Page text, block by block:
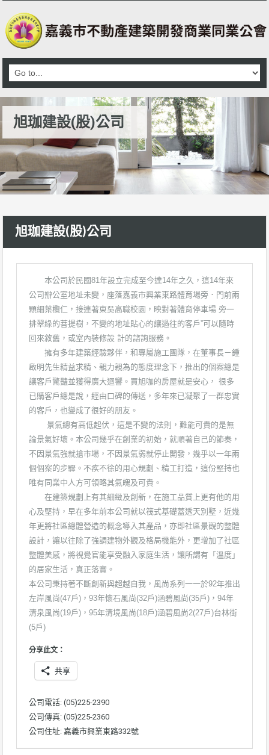
旭珈建設(股)公司
旭珈建設(股)公司
本公司於民國81年設立完成至今達14年之久，這14年來
公司辦公室地址未變，座落嘉義市興業東路體育場旁．門前兩
顆細葉欖仁，接連著東吳高職校園，映對著體育停車場 旁一
排翠綠的菩提樹，不變的地址貼心的讓過往的客戶”可以隨時
回來敘舊，或室內裝修設 計的諮詢服務。
擁有多年建築經驗夥伴，和專屬施工團隊，在董事長－鍾
啟明先生精益求精、親力親為的態度理念下，推出的個案總是
讓客戶驚豔並獲得廣大迴響。買旭咖的房屋就是安心， 很多
已購客戶總是說，經由口碑的傳送，多年來已凝聚了一群忠實
的客戶，也變成了很好的朋友。
景氣總有高低起伏，這是不變的法則，難能可貴的是無
論景氣好壞。本公司幾乎在創業的初始，就順著自己的節奏，
不因景氣強就搶市場，不因景氣弱就停止開發，幾乎以一年兩
個個案的步驟。不疾不徐的用心規劃、精工打造，這份堅持也
唯有同業中人方可領略其氣魄及可貴。
在建築規劃上有其細緻及創新，在施工品質上更有他的用
心及堅持，早在多年前本公司就以筏式基礎蓋透天別墅，近幾
年更將社區總體營造的概念導入其產品，亦即社區景觀的整體
設計，讓以往除了強調建物外觀及格局機能外，更增加了社區
整體美感，將視覺官能享受融入家庭生活，讓所謂有「溫度」
的居家生活，真正落實。
本公司秉持著不斷創新與超越自我，風尚系列一一於92年推出
左岸風尚(47戶)，93年懷石風尚(32戶)涵碧風尚(35戶)，94年
清泉風尚(19戶)，95年清境風尚(18戶)涵碧風尚2(27戶)台林街
(5戶)
分享此文：
共享
公司電話: (05)225-2390
公司傳真: (05)225-2360
公司住址: 嘉義市興業東路332號